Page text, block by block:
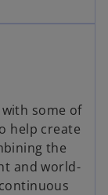
some of
help create
the
and world-